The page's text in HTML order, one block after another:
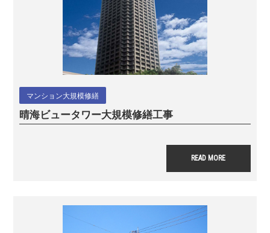
マンション大規模修繕
晴海ビュータワー大規模修繕工事
READ MORE